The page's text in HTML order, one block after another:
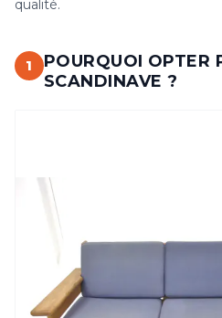
qualité.
1
POURQUOI OPTER
SCANDINAVE ?